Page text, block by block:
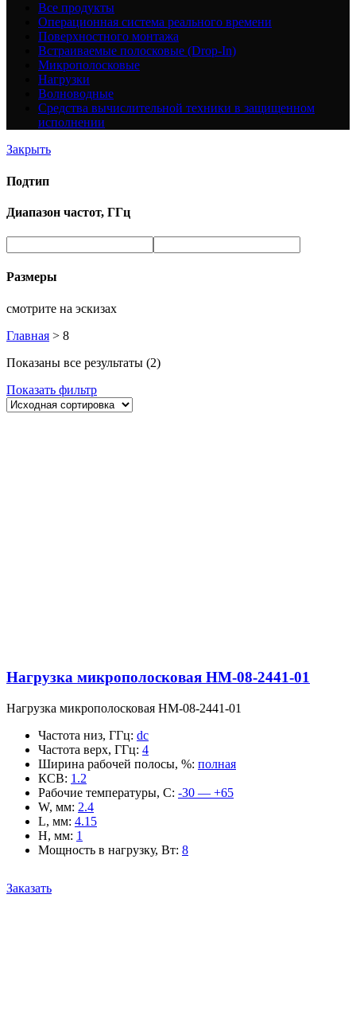
Все продукты
Операционная система реального времени
Поверхностного монтажа
Встраиваемые полосковые (Drop-In)
Микрополосковые
Нагрузки
Волноводные
Средства вычислительной техники в защищенном
исполнении
Закрыть
Подтип
Диапазон частот, ГГц
Размеры
смотрите на эскизах
Главная > 8
Показаны все результаты (2)
Показать фильтр
Нагрузка микрополосковая НМ-08-2441-01
Нагрузка микрополосковая НМ-08-2441-01
Частота низ, ГГц: dc
Частота верх, ГГц: 4
Ширина рабочей полосы, %: полная
КСВ: 1.2
Рабочие температуры, С: -30 — +65
W, мм: 2.4
L, мм: 4.15
H, мм: 1
Мощность в нагрузку, Вт: 8
Заказать